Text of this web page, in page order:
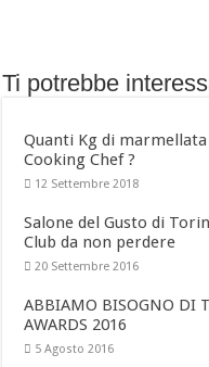
Ti potrebbe
Quanti Kg di
Cooking Chef ?
12 Settembre 2018
Salone del Gusto di
Club da non perdere
20 Settembre 2016
ABBIAMO BISOGNO DI
AWARDS 2016
5 Agosto 2016